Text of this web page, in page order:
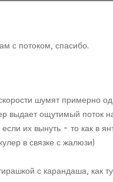
с потоком, спасибо.
шумят примерно
выдает ощутимый поток
их вынуть - то как в
в связке с жалюзи)
с карандаша, как